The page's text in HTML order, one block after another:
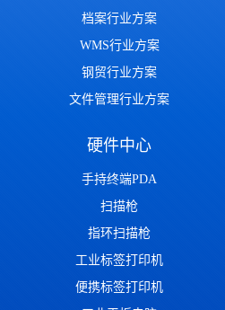
档案行业方案
WMS行业方案
钢贸行业方案
文件管理行业方案
硬件中心
手持终端PDA
扫描枪
指环扫描枪
工业标签打印机
便携标签打印机